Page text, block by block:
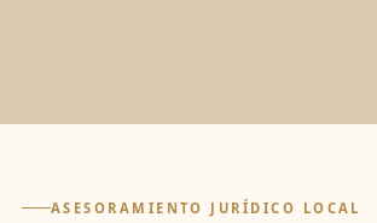
ASESORAMIENTO JURÍDICO LOCAL